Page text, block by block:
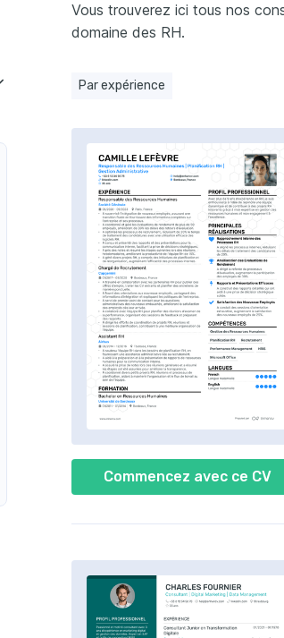
Vous trouverez ici tous nos
domaine des RH.
Par expérience
Commencez avec ce CV